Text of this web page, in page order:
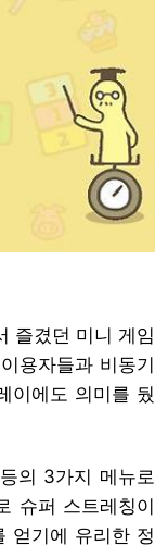
즐겼던 미니 게임
용자들과 비동기
이에도 의미를 뒀
의 3가지 메뉴로
슈퍼 스트레칭이
얻기에 유리한 정